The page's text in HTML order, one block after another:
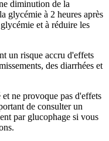
diminution de la
glycémie à 2 heures après
et à réduire les
un risque accru d'effets
des diarrhées et
ne provoque pas d'effets
de consulter un
par glucophage si vous